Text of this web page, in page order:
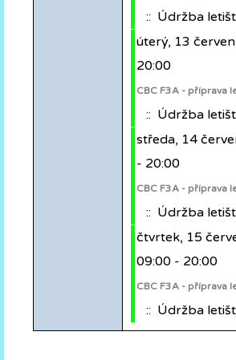
:: Údržba
úterý, 13
20:00
CBC F3A - příprava
:: Údržba
středa, 14
- 20:00
CBC F3A - příprava
:: Údržba
čtvrtek, 15
09:00 - 20:00
CBC F3A - příprava
:: Údržba